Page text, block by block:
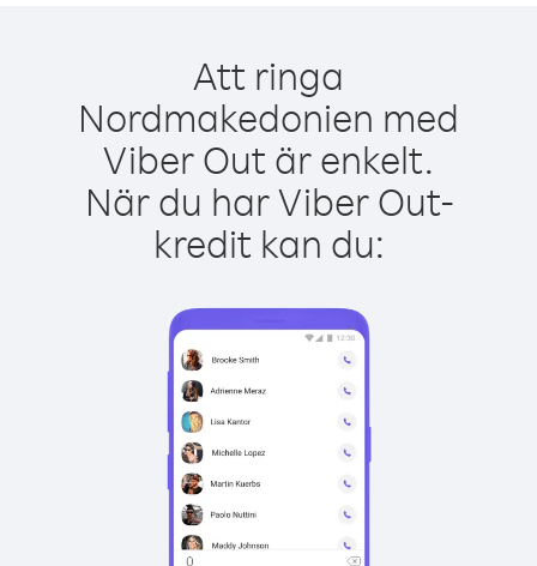
Att ringa
Nordmakedonien med
Viber Out är enkelt.
När du har Viber Out-
kredit kan du: